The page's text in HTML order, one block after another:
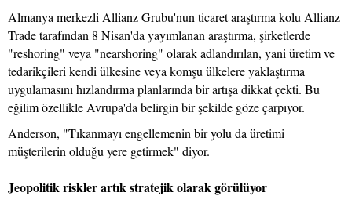
Almanya merkezli Allianz Grubu'nun ticaret araştırma kolu Allianz
Trade tarafından 8 Nisan'da yayımlanan araştırma, şirketlerde
"reshoring" veya "nearshoring" olarak adlandırılan, yani üretim ve
tedarikçileri kendi ülkesine veya komşu ülkelere yaklaştırma
uygulamasını hızlandırma planlarında bir artışa dikkat çekti. Bu
eğilim özellikle Avrupa'da belirgin bir şekilde göze çarpıyor.
Anderson, "Tıkanmayı engellemenin bir yolu da üretimi
müşterilerin olduğu yere getirmek" diyor.
Jeopolitik riskler artık stratejik olarak görülüyor